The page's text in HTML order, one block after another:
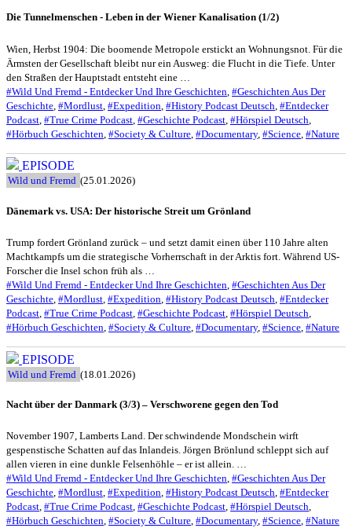
Die Tunnelmenschen - Leben in der Wiener Kanalisation (1/2)
Wien, Herbst 1904: Die boomende Metropole erstickt an Wohnungsnot. Für die
Ärmsten der Gesellschaft bleibt nur ein Ausweg: die Flucht in die Tiefe. Unter
den Straßen der Hauptstadt entsteht eine …
#Wild Und Fremd - Entdecker Und Ihre Geschichten #Geschichten Aus Der
Geschichte #Mordlust #Expedition #History Podcast Deutsch #Entdecker
Podcast #True Crime Podcast #Geschichte Podcast #Hörspiel Deutsch
#Hörbuch Geschichten #Society & Culture #Documentary, #Science #Nature
EPISODE
Wild und Fremd (25.01.2026)
Dänemark vs. USA: Der historische Streit um Grönland
Trump fordert Grönland zurück – und setzt damit einen über 110 Jahre alten
Machtkampfs um die strategische Vorherrschaft in der Arktis fort. Während US-
Forscher die Insel schon früh als …
#Wild Und Fremd - Entdecker Und Ihre Geschichten #Geschichten Aus Der
Geschichte #Mordlust #Expedition #History Podcast Deutsch #Entdecker
Podcast #True Crime Podcast #Geschichte Podcast #Hörspiel Deutsch
#Hörbuch Geschichten #Society & Culture #Documentary, #Science #Nature
EPISODE
Wild und Fremd (18.01.2026)
Nacht über der Danmark (3/3) – Verschworene gegen den Tod
November 1907, Lamberts Land. Der schwindende Mondschein wirft
gespenstische Schatten auf das Inlandeis. Jörgen Brönlund schleppt sich auf
allen vieren in eine dunkle Felsenhöhle – er ist allein. …
#Wild Und Fremd - Entdecker Und Ihre Geschichten #Geschichten Aus Der
Geschichte #Mordlust #Expedition #History Podcast Deutsch #Entdecker
Podcast #True Crime Podcast #Geschichte Podcast #Hörspiel Deutsch
#Hörbuch Geschichten #Society & Culture #Documentary, #Science #Nature